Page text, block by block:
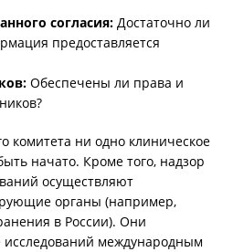
согласия: Достаточно ли
предоставляется
Обеспечены ли права и
комитета ни одно клиническое
начато. Кроме того, надзор
осуществляют
органы (например,
в России). Они
исследований международным